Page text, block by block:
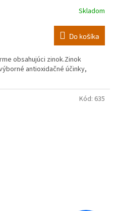
Skladom
Do košíka
obsahujúci zinok.Zinok
antioxidačné účinky,
Kód: 635